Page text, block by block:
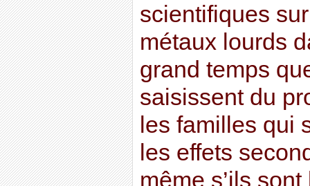
scientifiques
métaux lourds
grand temps
saisissent du
les familles qui
les effets
même s’ils